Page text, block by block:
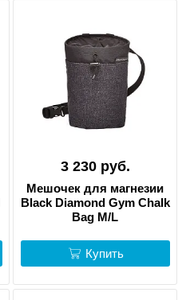
3 230 руб.
Мешочек для магнезии
Black Diamond Gym Chalk
Bag M/L
Купить